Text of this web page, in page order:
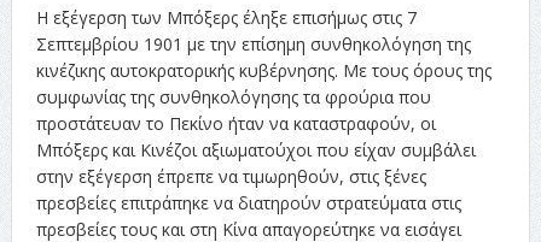
Η εξέγερση των Μπόξερς έληξε επισήμως στις 7
Σεπτεμβρίου 1901 με την επίσημη συνθηκολόγηση της
κινέζικης αυτοκρατορικής κυβέρνησης. Με τους όρους της
συμφωνίας της συνθηκολόγησης τα φρούρια που
προστάτευαν το Πεκίνο ήταν να καταστραφούν, οι
Μπόξερς και Κινέζοι αξιωματούχοι που είχαν συμβάλει
στην εξέγερση έπρεπε να τιμωρηθούν, στις ξένες
πρεσβείες επιτράπηκε να διατηρούν στρατεύματα στις
πρεσβείες τους και στη Κίνα απαγορεύτηκε να εισάγει